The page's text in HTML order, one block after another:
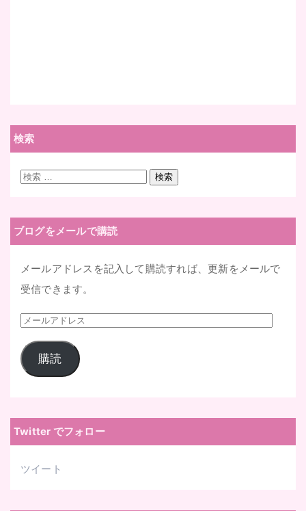
検索
検
検索
ブログをメールで購読
メールアドレスを記入して購読すれば、更新をメールで
受信できます。
メ
ー
ル
レ
ス
購読
Twitter でフォロー
ツイート